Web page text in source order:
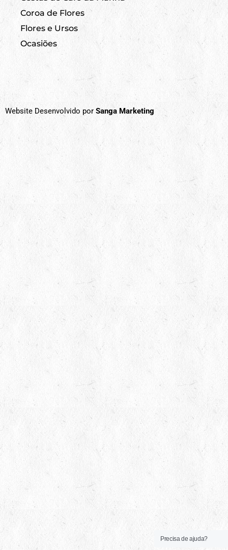
Coroa de Flores
Flores e Ursos
Ocasiões
Website Desenvolvido por Sanga Marketing
Precisa de ajuda?